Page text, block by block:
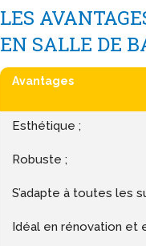
LES
EN SALLE DE
Avantages
Esthétique ;
Robuste ;
S’adapte à toutes les
Idéal en rénovation et